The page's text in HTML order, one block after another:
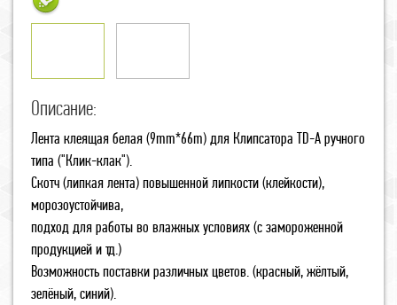
Описание:
Лента клеящая белая (9mm*66m) для Клипсатора TD-А ручного
типа ("Клик-клак").
Скотч (липкая лента) повышенной липкости (клейкости),
морозоустойчива,
подход для работы во влажных условиях (с замороженной
продукцией и тд.)
Возможность поставки различных цветов. (красный, жёлтый,
зелёный, синий).